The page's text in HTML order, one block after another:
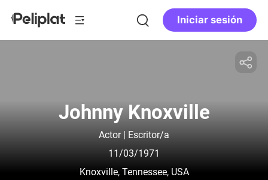
Iniciar sesión
Johnny Knoxville
Actor | Escritor/a
11/03/1971
Knoxville, Tennessee, USA